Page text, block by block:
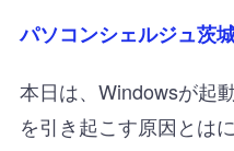
パソコンシェルジュ茨
本日は、Windowsが起
を引き起こす原因とは